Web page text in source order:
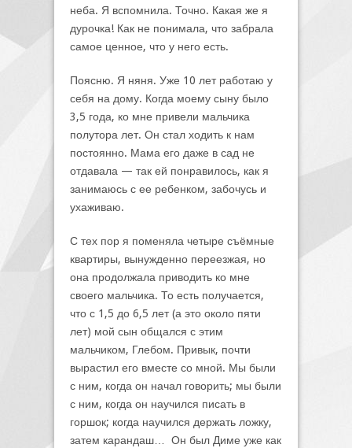
неба. Я вспомнила. Точно. Какая же я
дурочка! Как не понимала, что забрала
самое ценное, что у него есть.
Поясню. Я няня. Уже 10 лет работаю у
себя на дому. Когда моему сыну было
3,5 года, ко мне привели мальчика
полутора лет. Он стал ходить к нам
постоянно. Мама его даже в сад не
отдавала — так ей понравилось, как я
занимаюсь с ее ребенком, забочусь и
ухаживаю.
С тех пор я поменяла четыре съёмные
квартиры, вынужденно переезжая, но
она продолжала приводить ко мне
своего мальчика. То есть получается,
что с 1,5 до 6,5 лет (а это около пяти
лет) мой сын общался с этим
мальчиком, Глебом. Привык, почти
вырастил его вместе со мной. Мы были
с ним, когда он начал говорить; мы были
с ним, когда он научился писать в
горшок; когда научился держать ложку,
затем карандаш… Он был Диме уже как